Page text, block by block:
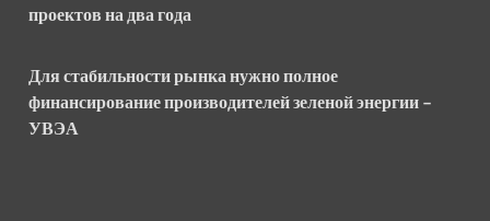
проектов на два года
Для стабильности рынка нужно полное
финансирование производителей зеленой энергии –
УВЭА